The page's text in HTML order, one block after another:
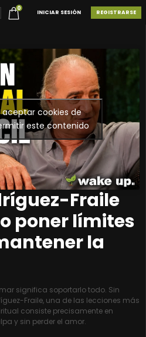
0
REGISTRARSE
INICIAR SESIÓN
aceptar cookies de
este contenido
Fraile
poner límites
la
significa soportarlo todo. Sin
Fraile, una de las lecciones más
consiste precisamente en
y sin perder el amor.